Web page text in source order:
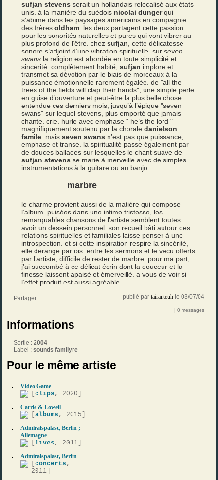
sufjan stevens serait un hollandais relocalisé aux états
unis. à la manière du suédois nicolai dungerqui
s’abîme dans les paysages américains en compagnie
des frèresoldham . les deux partagent cette passion
pour les sonorités naturelles et pures qui vont vibrer au
plus profond de l’être. chezsufjan , cette délicatesse
sonore s’adjoint d’une vibration spirituelle. surseven
swans la religion est abordée en toute simplicité et
sincérité. complètement habité,sufjan implore et
transmet sa dévotion par le biais de morceaux à la
puissance émotionnelle rarement égalée. de "all the
trees of the fields will clap their hands", une simple perle
en guise d’ouverture et peut-être la plus belle chose
entendue ces derniers mois, jusqu’à l’épique "seven
swans" sur lequel stevens, plus emporté que jamais,
chante, crie, hurle avec emphase " he’s the lord "
magnifiquement soutenu par la choraledanielson
famile . maisseven swans n’est pas que puissance,
emphase et transe. la spiritualité passe également par
de douces ballades sur lesquelles le chant suave de
sufjan stevens se marie à merveille avec de simples
instrumentations à la guitare ou au banjo.
marbre
le charme provient aussi de la matière qui compose
l’album. puisées dans une intime tristesse, les
remarquables chansons de l’artiste semblent toutes
avoir un dessein personnel. son recueil bâti autour des
relations spirituelles et familiales laisse penser à une
introspection. et si cette inspiration respire la sincérité,
elle dérange parfois. entre les sermons et le vécu offerts
par l’artiste, difficile de rester de marbre. pour ma part,
j’ai succombé à ce délicat écrin dont la douceur et la
finesse laissent apaisé et émerveillé. a vous de voir si
l’effet produit est aussi agréable.
Partager : publié par tairanteuh le 03/07/04
| 0 messages
Informations
Sortie :2004
Label :sounds familyre
Pour le même artiste
Video Game
[clips , 2020]
Carrie & Lowell
[albums , 2015]
Admiralspalast, Berlin ;
Allemagne
lives , 2011]
Admiralspalast, Berlin
[concerts ,
2011]